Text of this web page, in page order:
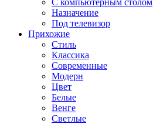
С компьютерным столом
Назначение
Под телевизор
Прихожие
Стиль
Классика
Современные
Модерн
Цвет
Белые
Венге
Светлые